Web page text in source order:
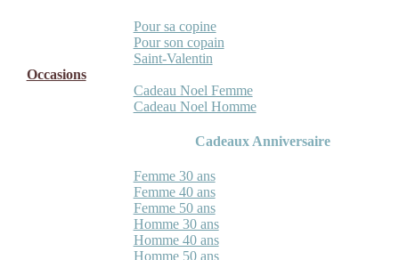
Pour sa copine
Pour son copain
Saint-Valentin
Occasions
Cadeau Noel Femme
Cadeau Noel Homme
Cadeaux Anniversaire
Femme 30 ans
Femme 40 ans
Femme 50 ans
Homme 30 ans
Homme 40 ans
Homme 50 ans